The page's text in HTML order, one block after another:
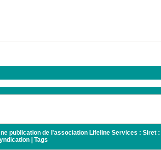
publication de l'association Lifeline Services : Siret :
Tags